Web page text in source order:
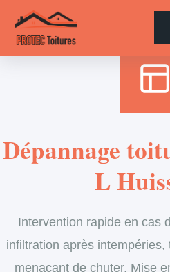
Accueil
Dépannage
L
Intervention rapide en cas
infiltration après
menaçant de chuter. Mise